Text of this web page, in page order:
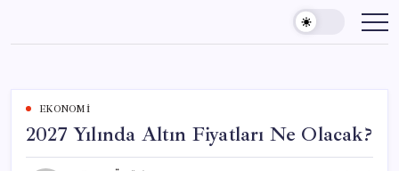
content
EKONOMI
2027 Yılında Altın Fiyatları Ne Olacak?